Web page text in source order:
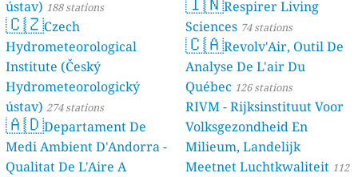
ústav) 188 stations
🇨🇿Czech
Hydrometeorological
Institute (Český
Hydrometeorologický
ústav) 274 stations
🇦🇩Departament De
Medi Ambient D'Andorra -
Qualitat De L'Aire A
Respirer Living
Sciences 74 stations
🇨🇦Revolv'Air, Outil De
Analyse De L'air Du
Québec 126 stations
RIVM - Rijksinstituut Voor
Volksgezondheid En
Milieum, Landelijk
Meetnet Luchtkwaliteit 112